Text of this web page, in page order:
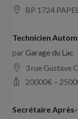
BP 1724
Technicien
parGarage du Lac
3 rue Gustave
20000€ –
Secrétaire